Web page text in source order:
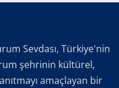
Sevdası, Türkiye'nin
şehrinin kültürel,
amaçlayan bir